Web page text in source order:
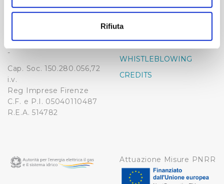
Con il tuo consenso, vorremmo anche:
raccogliere informazioni sulla tua posizione
Identificare il tuo dispositivo, scansionandolo
attivamente alla ricerca di caratteristiche specifiche
Approfondisci come vengono elaborati i tuoi dati personali
e imposta le tue preferenze nella
Utilizziamo dei cookie tecnici necessari per rendere
fruibile il sito web abilitandone funzionalità di base quali
la navigazione sulle pagine e l'accesso alle aree
Rifiuta
50126 Fi
-
Cap. Soc. 150.280.056,72
i.v.
Reg Imprese Firenze
C.F. e P.I. 05040110487
R.E.A. 514782
PRIVACY POLICY
NOTE LEGALI
COOKIE
WHISTLEBLOWING
CREDITS
Attuazione Misure PNRR